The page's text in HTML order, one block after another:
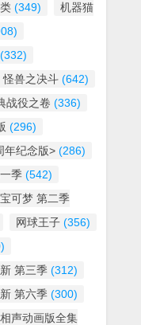
(349)
机器猫
(332)
怪兽之决斗 (642)
战役之卷 (336)
(296)
年纪念版> (286)
季 (542)
可梦 第二季
网球王子 (356)
第三季 (312)
第六季 (300)
声动画版全集